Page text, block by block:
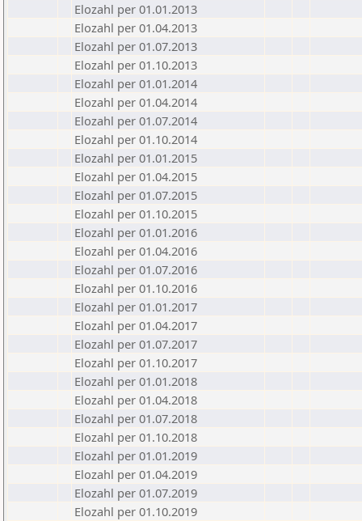
Elozahl per 01.01.2013
Elozahl per 01.04.2013
Elozahl per 01.07.2013
Elozahl per 01.10.2013
Elozahl per 01.01.2014
Elozahl per 01.04.2014
Elozahl per 01.07.2014
Elozahl per 01.10.2014
Elozahl per 01.01.2015
Elozahl per 01.04.2015
Elozahl per 01.07.2015
Elozahl per 01.10.2015
Elozahl per 01.01.2016
Elozahl per 01.04.2016
Elozahl per 01.07.2016
Elozahl per 01.10.2016
Elozahl per 01.01.2017
Elozahl per 01.04.2017
Elozahl per 01.07.2017
Elozahl per 01.10.2017
Elozahl per 01.01.2018
Elozahl per 01.04.2018
Elozahl per 01.07.2018
Elozahl per 01.10.2018
Elozahl per 01.01.2019
Elozahl per 01.04.2019
Elozahl per 01.07.2019
Elozahl per 01.10.2019